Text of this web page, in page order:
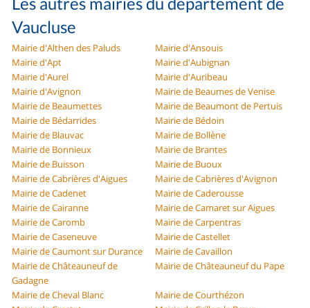
Vaucluse
Mairie d'Althen des Paluds
Mairie d'Ansouis
Mairie d'Apt
Mairie d'Aubignan
Mairie d'Aurel
Mairie d'Auribeau
Mairie d'Avignon
Mairie de Beaumes de Venise
Mairie de Beaumettes
Mairie de Beaumont de Pertuis
Mairie de Bédarrides
Mairie de Bédoin
Mairie de Blauvac
Mairie de Bollène
Mairie de Bonnieux
Mairie de Brantes
Mairie de Buisson
Mairie de Buoux
Mairie de Cabrières d'Aigues
Mairie de Cabrières d'Avignon
Mairie de Cadenet
Mairie de Caderousse
Mairie de Cairanne
Mairie de Camaret sur Aigues
Mairie de Caromb
Mairie de Carpentras
Mairie de Caseneuve
Mairie de Castellet
Mairie de Caumont sur Durance
Mairie de Cavaillon
Mairie de Châteauneuf de
Gadagne
Mairie de Châteauneuf du Pape
Mairie de Cheval Blanc
Mairie de Courthézon